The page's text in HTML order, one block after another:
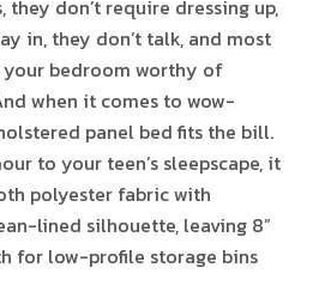
they don’t require dressing up,
in, they don’t talk, and most
bedroom worthy of
when it comes to wow-
panel bed fits the bill.
to your teen’s sleepscape, it
polyester fabric with
lined silhouette, leaving 8”
for low-profile storage bins